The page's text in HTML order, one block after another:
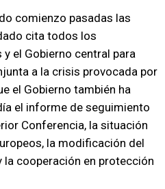
comienzo pasadas las
cita todos los
el Gobierno central para
a la crisis provocada por
el Gobierno también ha
el informe de seguimiento
Conferencia, la situación
la modificación del
cooperación en protección